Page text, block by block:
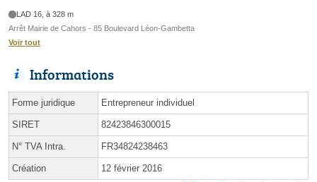
LAD 16, à 328 m
Arrêt Mairie de Cahors - 85 Boulevard Léon-Gambetta
Voir tout
Informations
Forme juridique Entrepreneur individuel
SIRET 82423846300015
N° TVA Intra. FR34824238463
Création 12 février 2016